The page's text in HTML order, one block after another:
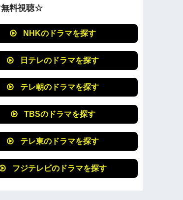
料視聴☆
NHKのドラマを探す
日テレのドラマを探す
テレ朝のドラマを探す
TBSのドラマを探す
テレ東のドラマを探す
フジテレビのドラマを探す